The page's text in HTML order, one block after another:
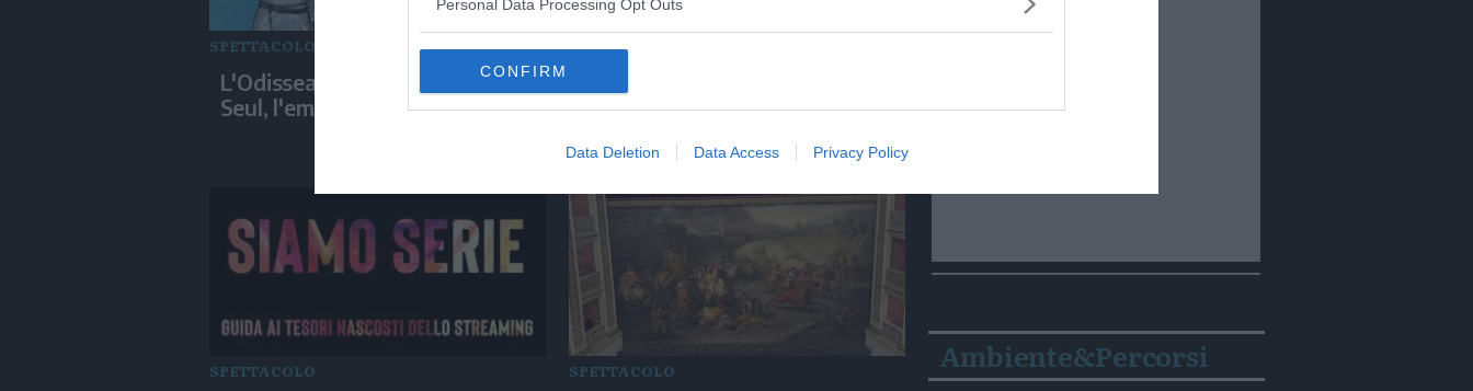
Personal Data Processing Opt Outs
CONFIRM
Data Deletion Data Access Privacy Policy
SPETTACOLO
L'Odissea di Nolan sbarca a
Seul, l'emozione del cast
SPETTACOLO
Veronese con il volto di
SPETTACOLO SPETTACOLO Ambiente&Percorsi